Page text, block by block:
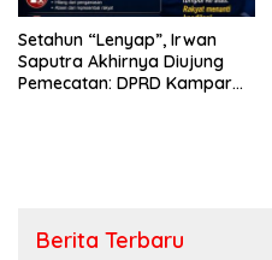
Setahun “Lenyap”, Irwan
Saputra Akhirnya Diujung
Pemecatan: DPRD Kampar
Berita Terbaru